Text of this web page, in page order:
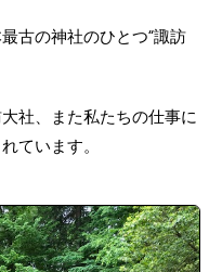
古の神社のひとつ“諏訪
社、また私たちの仕事に
ています。